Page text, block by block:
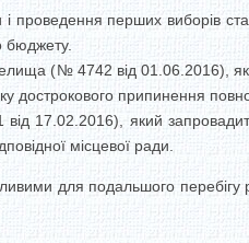
і проведення перших виборів
бюджету.
(№ 4742 від 01.06.2016),
дострокового припинення
17.02.2016), який
місцевої ради.
для подальшого